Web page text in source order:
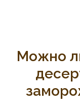
Можно